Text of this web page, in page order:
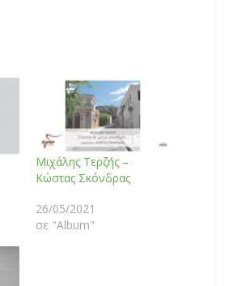
Μιχάλης Τερζής –
Κώστας Σκόνδρας
26/05/2021
σε "Album"